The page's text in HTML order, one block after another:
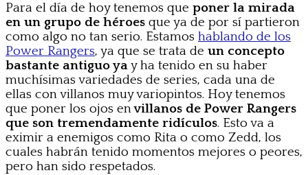
Para el día de hoy tenemos que poner la mirada
en un grupo de héroes que ya de por sí partieron
como algo no tan serio. Estamos hablando de los
Power Rangers, ya que se trata de un concepto
bastante antiguo yay ha tenido en su haber
muchísimas variedades de series, cada una de
ellas con villanos muy variopintos. Hoy tenemos
que poner los ojos envillanos de Power Rangers
que son tremendamente ridículos. Esto va a
eximir a enemigos como Rita o como Zedd, los
cuales habrán tenido momentos mejores o peores,
pero han sido respetados.